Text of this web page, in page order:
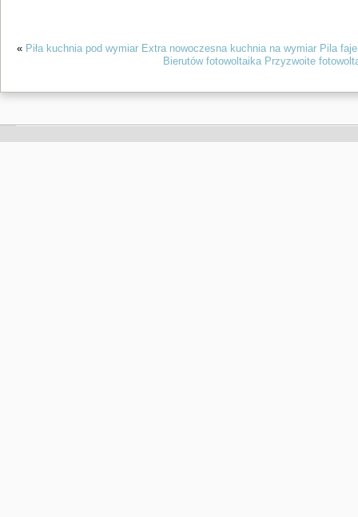
« Piła kuchnia pod wymiar Extra nowoczesna kuchnia na wymiar Pila
Bierutów fotowoltaika Przyzwoite